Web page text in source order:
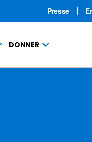
Presse
DONNER